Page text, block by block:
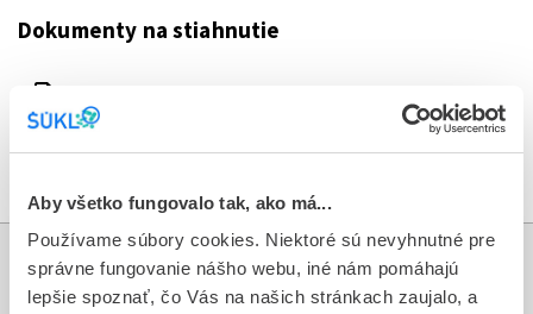
Aby všetko fungovalo tak, ako má...
Používame súbory cookies. Niektoré sú nevyhnutné pre
správne fungovanie nášho webu, iné nám pomáhajú
lepšie spoznať, čo Vás na našich stránkach zaujalo, a
Dokumenty na stiahnutie
file_present
DHPC_Factor_VII_9_11_2015_Baxter.pdf
Informácie